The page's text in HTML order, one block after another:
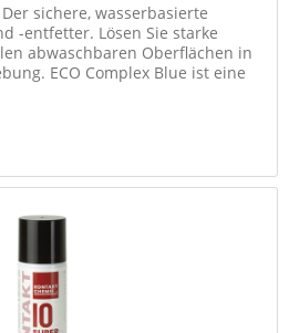
Der sichere, wasserbasierte
-entfetter. Lösen Sie starke
abwaschbaren Oberflächen in
ECO Complex Blue ist eine